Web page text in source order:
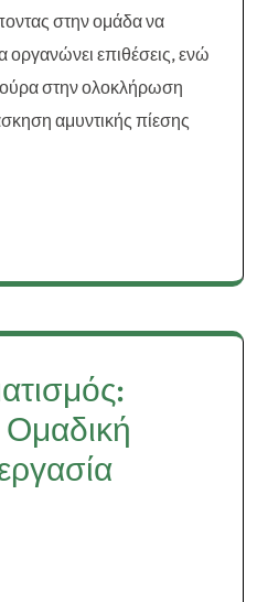
στην ομάδα να
οργανώνει επιθέσεις, ενώ
στην ολοκλήρωση
αμυντικής πίεσης
Ομαδική